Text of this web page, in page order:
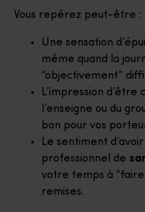
Vous repérez peut-être :
Une sensation
même quand la
“objectivement”
L’impression
l’enseigne ou du
bon pour vos
Le sentiment
professionnel de
votre temps à
remises.